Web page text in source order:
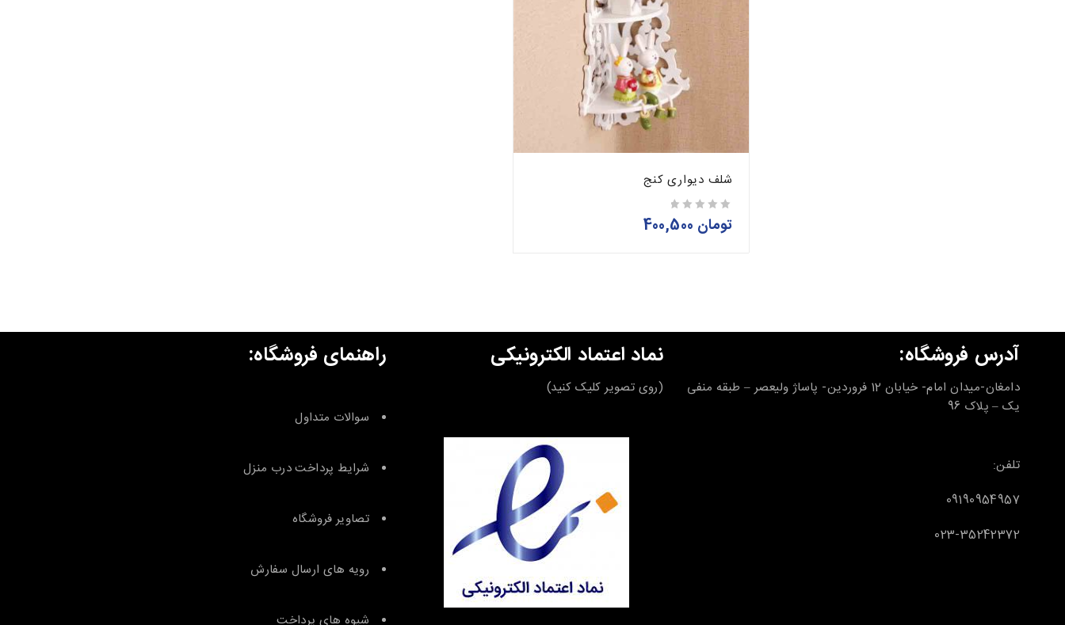
شلف دیواری کنج
تومان
آدرس فروشگاه:
دامغان-میدان امام- خیابان 12 فروردین- پاساژ ولیعصر – طبقه منفی
یک – پلاک 96
تلفن:
09190954957
023-35242372
نماد اعتماد الکترونیکی
(روی تصویر کلیک کنید)
راهنمای فروشگاه:
سوالات متداول
شرایط پرداخت درب منزل
تصاویر فروشگاه
رویه های ارسال سفارش
شیوه های پرداخت